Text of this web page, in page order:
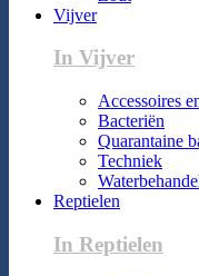
Vijver
In Vijver
Accessoires
Bacteriën
Quarantaine
Techniek
Reptielen
In Reptielen